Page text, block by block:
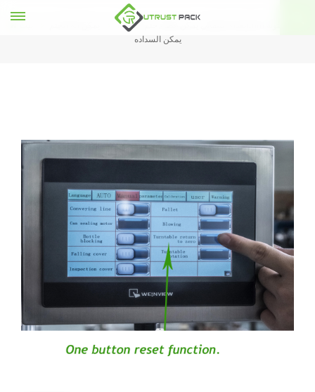
الغذاء التلقائي يمكن غطاء ختم آلة 153mm كبيرة التونة
يمكن السداده